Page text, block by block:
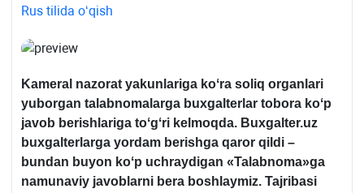
Rus tilida oʻqish
Kameral nazorat yakunlariga koʻra soliq organlari
yuborgan talabnomalarga buхgalterlar tobora koʻp
javob berishlariga toʻgʻri kelmoqda. Buxgalter.uz
buхgalterlarga yordam berishga qaror qildi –
bundan buyon koʻp uchraydigan «Talabnoma»ga
namunaviy javoblarni bera boshlaymiz. Tajribasi